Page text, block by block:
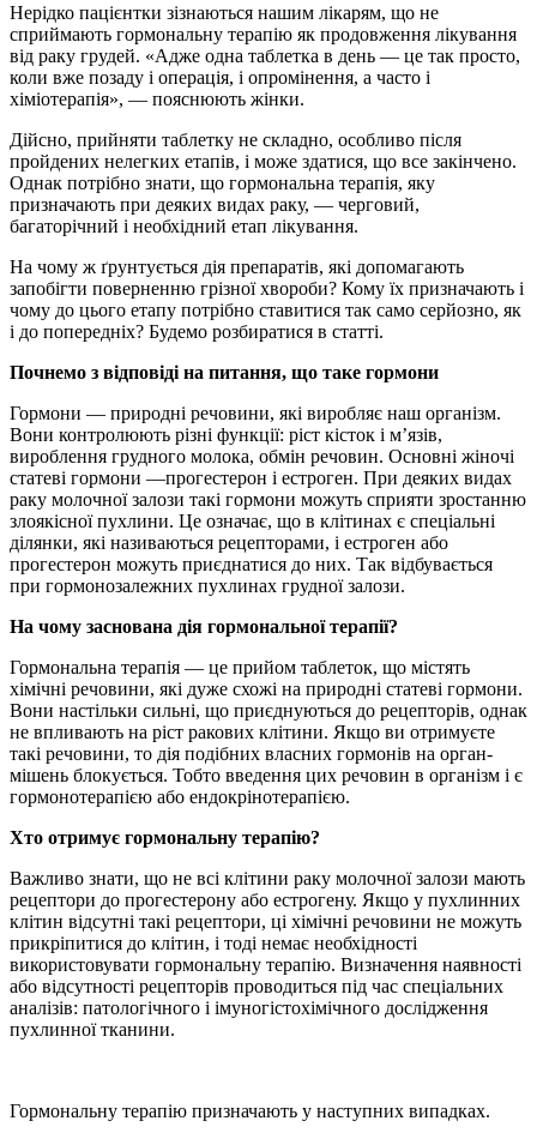
Нерідко пацієнтки зізнаються нашим лікарям, що не
сприймають гормональну терапію як продовження лікування
від раку грудей. «Адже одна таблетка в день — це так просто,
коли вже позаду і операція, і опромінення, а часто і
хіміотерапія», — пояснюють жінки.
Дійсно, прийняти таблетку не складно, особливо після
пройдених нелегких етапів, і може здатися, що все закінчено.
Однак потрібно знати, що гормональна терапія, яку
призначають при деяких видах раку, — черговий,
багаторічний і необхідний етап лікування.
На чому ж ґрунтується дія препаратів, які допомагають
запобігти поверненню грізної хвороби? Кому їх призначають і
чому до цього етапу потрібно ставитися так само серйозно, як
і до попередніх? Будемо розбиратися в статті.
Почнемо з відповіді на питання, що таке гормони
Гормони — природні речовини, які виробляє наш організм.
Вони контролюють різні функції: ріст кісток і м’язів,
вироблення грудного молока, обмін речовин. Основні жіночі
статеві гормони —прогестерон і естроген. При деяких видах
раку молочної залози такі гормони можуть сприяти зростанню
злоякісної пухлини. Це означає, що в клітинах є спеціальні
ділянки, які називаються рецепторами, і естроген або
прогестерон можуть приєднатися до них. Так відбувається
при гормонозалежних пухлинах грудної залози.
На чому заснована дія гормональної терапії?
Гормональна терапія — це прийом таблеток, що містять
хімічні речовини, які дуже схожі на природні статеві гормони.
Вони настільки сильні, що приєднуються до рецепторів, однак
не впливають на ріст ракових клітини. Якщо ви отримуєте
такі речовини, то дія подібних власних гормонів на орган-
мішень блокується. Тобто введення цих речовин в організм і є
гормонотерапією або ендокрінотерапією.
Хто отримує гормональну терапію?
Важливо знати, що не всі клітини раку молочної залози мають
рецептори до прогестерону або естрогену. Якщо у пухлинних
клітин відсутні такі рецептори, ці хімічні речовини не можуть
прикріпитися до клітин, і тоді немає необхідності
використовувати гормональну терапію. Визначення наявності
або відсутності рецепторів проводиться під час спеціальних
аналізів: патологічного і імуногістохімічного дослідження
пухлинної тканини.
Гормональну терапію призначають у наступних випадках.